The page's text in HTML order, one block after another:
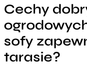
Cechy
sofy
tarasie?